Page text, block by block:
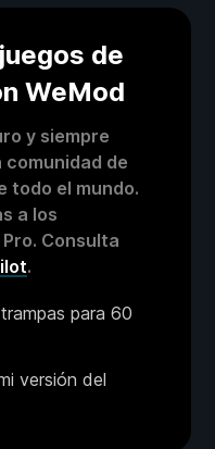
de
WeMod
y siempre
de
todo el mundo.
a los
Consulta
.
para 60
versión del